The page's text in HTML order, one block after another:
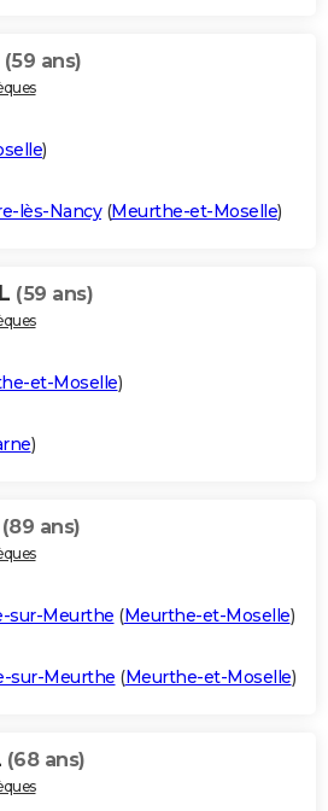
(59 ans)
)
lès-Nancy(Meurthe-et-Moselle)
(59 ans)
et-Moselle)
)
(89 ans)
sur-Meurthe (Meurthe-et-Moselle)
sur-Meurthe (Meurthe-et-Moselle)
(68 ans)